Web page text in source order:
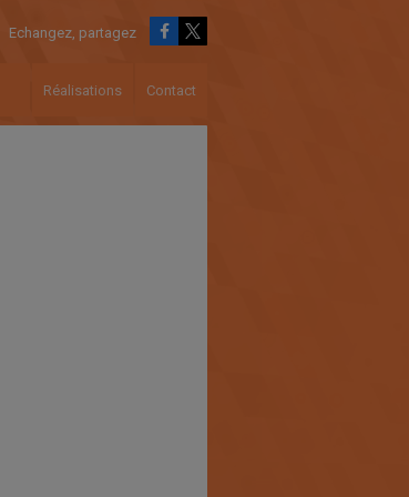
Echangez, partagez
Réalisations Contact